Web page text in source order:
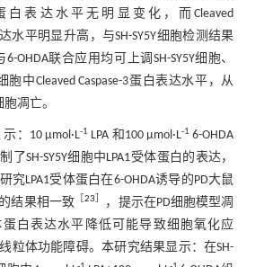
蛋白表达水平无明显变化，而Cleaved
水平明显升高，与SH-SY5Y细胞检测结果
OHDA联合应用均可上调SH-SY5Y细胞、
胞中Cleaved Caspase-3蛋白表达水平，从
凋亡。
：10 μmol·L-1 LPA 和100 μmol·L-1 6-OHDA
了SH-SY5Y细胞中LPA1受体蛋白的表达，
究LPA1受体蛋白在6-OHDA诱导的PD大鼠
结果相一致 ［23
，提示在PD细胞模型凋
蛋白表达水平降低可能导致细胞氧化应
粒体功能障碍。本研究结果显示：在SH-